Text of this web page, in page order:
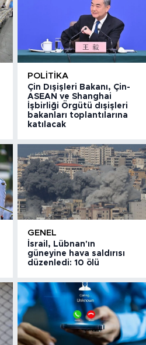
POLITIKA
Çin Dışişleri Bakanı, Çin-
ASEAN ve Shanghai
İşbirliği Örgütü dışişleri
bakanları toplantılarına
katılacak
GENEL
İsrail, Lübnan'ın
güneyine hava saldırısı
düzenledi: 10 ölü